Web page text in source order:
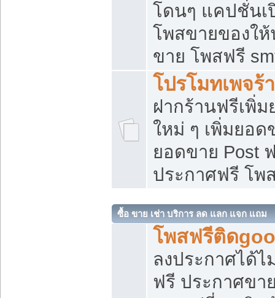
โดนๆ แคปชั่นเ
โพสขายของใ
ขาย โพสฟรี
โปรโมทเพจร้
ฝากร้านฟรีเพิ่
ใหม่ ๆ เพิ่มยอด
ยอดขาย Post
ประกาศฟรี โพ
ซื้อ ขาย เช่า บริการ ลด แลก แจก แถม
โพสฟรีติด
ลงประกาศได้
ฟรี ประกาศข